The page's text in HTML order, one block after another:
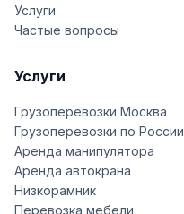
Услуги
Частые вопросы
Услуги
Грузоперевозки Москва
Грузоперевозки по России
Аренда манипулятора
Аренда автокрана
Низкорамник
Перевозка мебели